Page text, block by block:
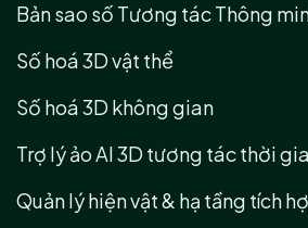
Bản sao số Tương tác Thông
Số hoá 3D vật thể
Số hoá 3D không gian
Trợ lý ảo AI 3D tương tác thời
Quản lý hiện vật & hạ tầng tích